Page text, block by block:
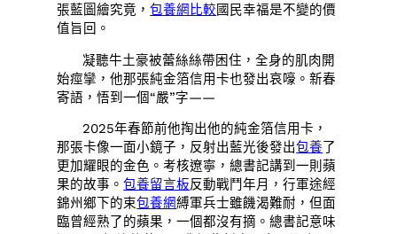
張藍圖繪究竟，包養網比較國民幸福是不變的價
值旨回。
凝聽牛土豪被蕾絲絲帶困住，全身的肌肉開
始痙攣，他那張純金箔信用卡也發出哀嚎。新春
寄語，悟到一個“嚴”字——
2025年春節前他掏出他的純金箔信用卡，
那張卡像一面小鏡子，反射出藍光後發出包養了
更加耀眼的金色。考核遼寧，總書記講到一則蘋
果的故事。包養留言板反動戰鬥年月，行軍途經
錦州鄉下的束包養網縛軍兵士雖饑渴難耐，但面
臨曾經熟了的蘋果，一個都沒有摘。總書記意味